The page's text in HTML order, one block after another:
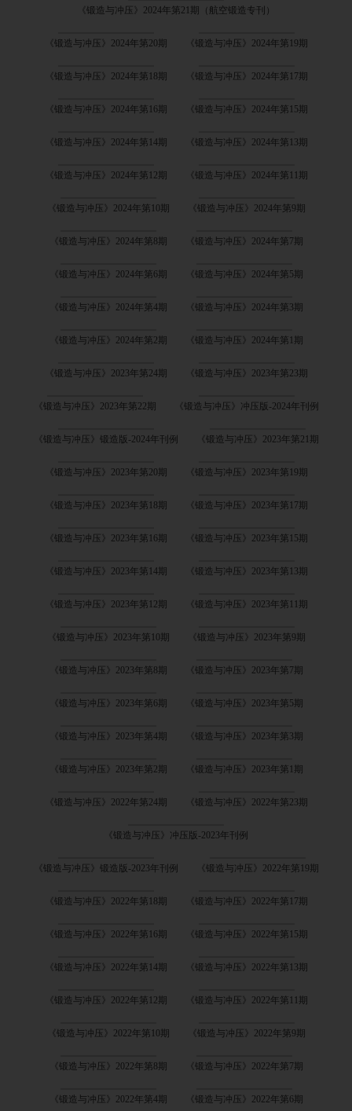
《锻造与冲压》2024年第21期（航空锻造专刊）
《锻造与冲压》2024年第20期 《锻造与冲压》2024年第19期
《锻造与冲压》2024年第18期 《锻造与冲压》2024年第17期
《锻造与冲压》2024年第16期 《锻造与冲压》2024年第15期
《锻造与冲压》2024年第14期 《锻造与冲压》2024年第13期
《锻造与冲压》2024年第12期 《锻造与冲压》2024年第11期
《锻造与冲压》2024年第10期 《锻造与冲压》2024年第9期
《锻造与冲压》2024年第8期 《锻造与冲压》2024年第7期
《锻造与冲压》2024年第6期 《锻造与冲压》2024年第5期
《锻造与冲压》2024年第4期 《锻造与冲压》2024年第3期
《锻造与冲压》2024年第2期 《锻造与冲压》2024年第1期
《锻造与冲压》2023年第24期 《锻造与冲压》2023年第23期
《锻造与冲压》2023年第22期 《锻造与冲压》冲压版-2024年刊例
《锻造与冲压》锻造版-2024年刊例 《锻造与冲压》2023年第21期
《锻造与冲压》2023年第20期 《锻造与冲压》2023年第19期
《锻造与冲压》2023年第18期 《锻造与冲压》2023年第17期
《锻造与冲压》2023年第16期 《锻造与冲压》2023年第15期
《锻造与冲压》2023年第14期 《锻造与冲压》2023年第13期
《锻造与冲压》2023年第12期 《锻造与冲压》2023年第11期
《锻造与冲压》2023年第10期 《锻造与冲压》2023年第9期
《锻造与冲压》2023年第8期 《锻造与冲压》2023年第7期
《锻造与冲压》2023年第6期 《锻造与冲压》2023年第5期
《锻造与冲压》2023年第4期 《锻造与冲压》2023年第3期
《锻造与冲压》2023年第2期 《锻造与冲压》2023年第1期
《锻造与冲压》2022年第24期 《锻造与冲压》2022年第23期
《锻造与冲压》冲压版-2023年刊例
《锻造与冲压》锻造版-2023年刊例 《锻造与冲压》2022年第19期
《锻造与冲压》2022年第18期 《锻造与冲压》2022年第17期
《锻造与冲压》2022年第16期 《锻造与冲压》2022年第15期
《锻造与冲压》2022年第14期 《锻造与冲压》2022年第13期
《锻造与冲压》2022年第12期 《锻造与冲压》2022年第11期
《锻造与冲压》2022年第10期 《锻造与冲压》2022年第9期
《锻造与冲压》2022年第8期 《锻造与冲压》2022年第7期
《锻造与冲压》2022年第4期 《锻造与冲压》2022年第6期